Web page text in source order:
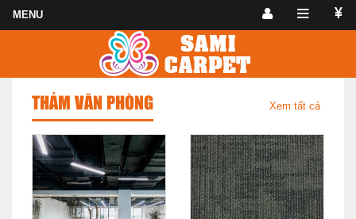
THẢM VĂN PHÒNG Xem tất cả